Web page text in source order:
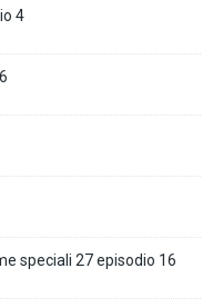
4
speciali 27 episodio 16